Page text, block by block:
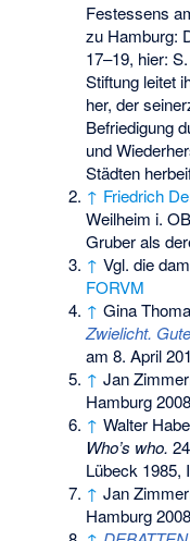
Festessens
zu Hamburg:
17–19, hier:
Stiftung leitet
her, der
Befriedigung
und
Städten
↑ Friedrich
Weilheim i.
Gruber als
↑ Vgl. die
FORVM
↑ Gina
Zwielicht.
am 8. April
↑ Jan
Hamburg
↑ Walter
Who’s who.
Lübeck 1985,
↑ Jan
Hamburg